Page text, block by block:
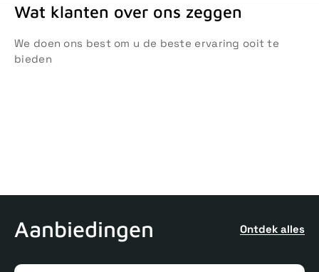
Wat klanten over ons zeggen
We doen ons best om u de beste ervaring ooit te
bieden
Aanbiedingen Ontdek alles